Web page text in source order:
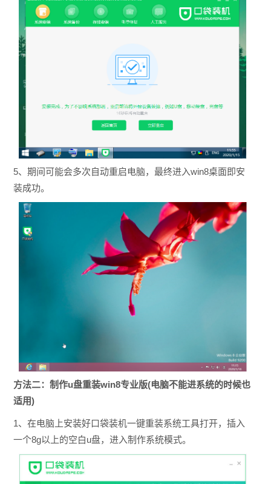
5、期间可能会多次自动重启电脑，最终进入win8桌面即安
装成功。
方法二：制作u盘重装win8专业版(电脑不能进系统的时候也
适用)
1、在电脑上安装好口袋装机一键重装系统工具打开，插入
一个8g以上的空白u盘，进入制作系统模式。